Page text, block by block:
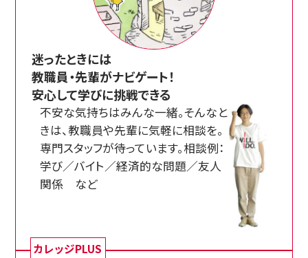
迷ったときには
教職員・先輩がナビゲート！
安心して学びに挑戦できる
不安な気持ちはみんな一緒。そんなと
きは、教職員や先輩に気軽に相談を。
専門スタッフが待っています。相談例：
学び／バイト／経済的な問題／友人
関係 など
カレッジPLUS